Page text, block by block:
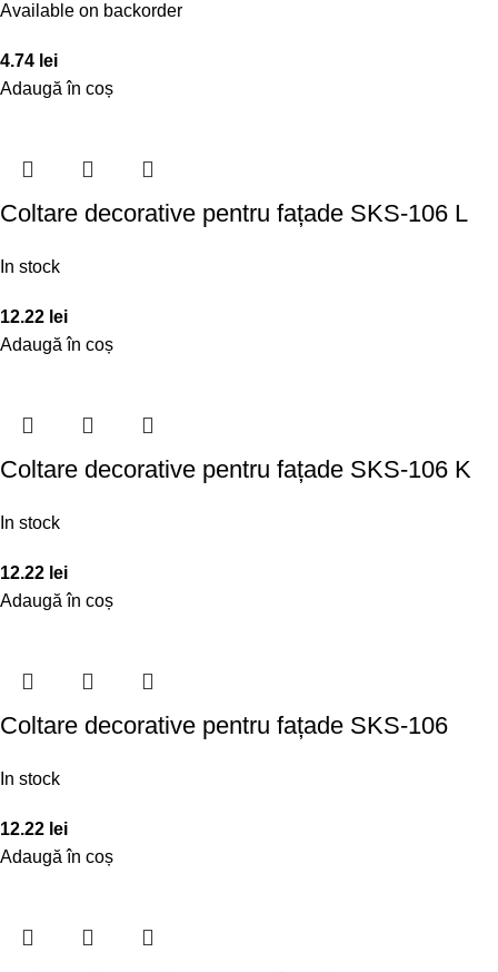
Available on backorder
4.74 lei
Adaugă în coș
Coltare decorative pentru fațade SKS-106 L
In stock
12.22 lei
Adaugă în coș
Coltare decorative pentru fațade SKS-106 K
In stock
12.22 lei
Adaugă în coș
Coltare decorative pentru fațade SKS-106
In stock
12.22 lei
Adaugă în coș